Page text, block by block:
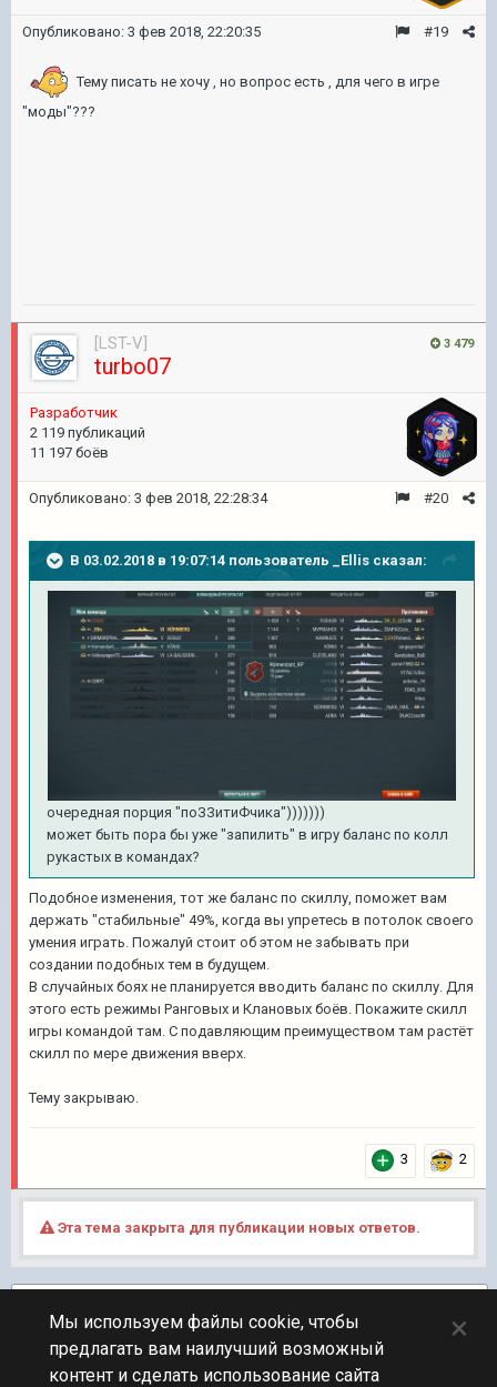
#19
Опубликовано: 3 фев 2018, 22:20:35
Тему писать не хочу , но вопрос есть , для чего в игре
"моды"???
3 479
[LST-V]
turbo07
Разработчик
2 119 публикаций
11 197 боёв
#20
Опубликовано: 3 фев 2018, 22:28:34
В 03.02.2018 в 19:07:14 пользователь _Ellis сказал:
очередная порция "поЗЗитиФчика")))))))
может быть пора бы уже "запилить" в игру баланс по колл
рукастых в командах?
Подобное изменения, тот же баланс по скиллу, поможет вам
держать "стабильные" 49%, когда вы упретесь в потолок своего
умения играть. Пожалуй стоит об этом не забывать при
создании подобных тем в будущем.
В случайных боях не планируется вводить баланс по скиллу. Для
этого есть режимы Ранговых и Клановых боёв. Покажите скилл
игры командой там. С подавляющим преимуществом там растёт
скилл по мере движения вверх.
Тему закрываю.
3 2
Эта тема закрыта для публикации новых ответов.
ПЕРЕЙТИ К СПИСКУ ТЕМ
Флудилка
Мы используем файлы cookie, чтобы
предлагать вам наилучший возможный
контент и сделать использование сайта
×